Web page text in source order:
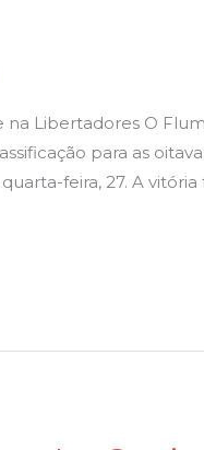
na Libertadores O
para as
feira, 27. A